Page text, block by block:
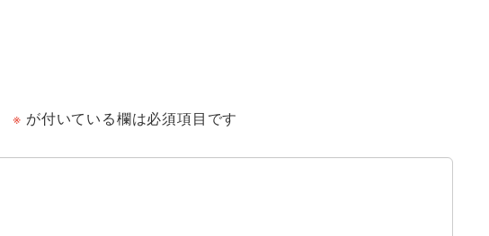
※ が付いている欄は必須項目です